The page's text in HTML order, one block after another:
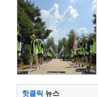
핫클릭 뉴스